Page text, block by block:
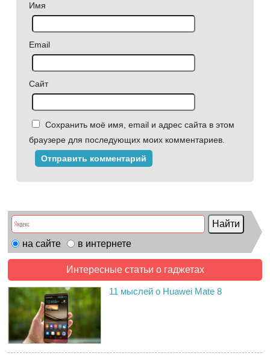
Имя
Email
Сайт
Сохранить моё имя, email и адрес сайта в этом
браузере для последующих моих комментариев.
на сайте в интернете
Интересные статьи о гаджетах
11 мыслей о Huawei Mate 8